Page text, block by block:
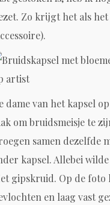
Zo krijgt het als
dame van het kapsel
om bruidsmeisje te
samen dezelfde
kapsel. Allebei
gipskruid. Op de foto
en laag vast